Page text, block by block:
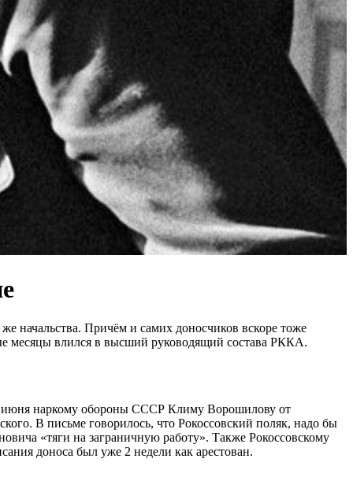
начальства. Причём и самих доносчиков вскоре тоже
месяцы влился в высший руководящий состава РККА.
июня наркому обороны СССР Климу Ворошилову от
В письме говорилось, что Рокоссовский поляк, надо бы
«тяги на заграничную работу». Также Рокоссовскому
доноса был уже 2 недели как арестован.